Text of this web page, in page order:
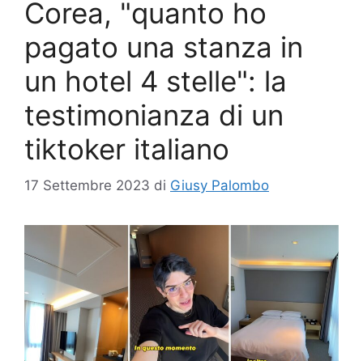
Corea, "quanto ho
pagato una stanza in
un hotel 4 stelle": la
testimonianza di un
tiktoker italiano
17 Settembre 2023 di Giusy Palombo